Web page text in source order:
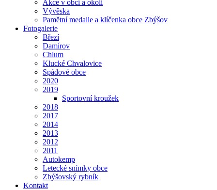
Akce v obci a okolí
Vývěska
Pamětní medaile a klíčenka obce Zbýšov
Fotogalerie
Březí
Damírov
Chlum
Klucké Chvalovice
Spádové obce
2020
2019
Sportovní kroužek
2018
2017
2014
2013
2012
2011
Autokemp
Letecké snímky obce
Zbýšovský rybník
Kontakt